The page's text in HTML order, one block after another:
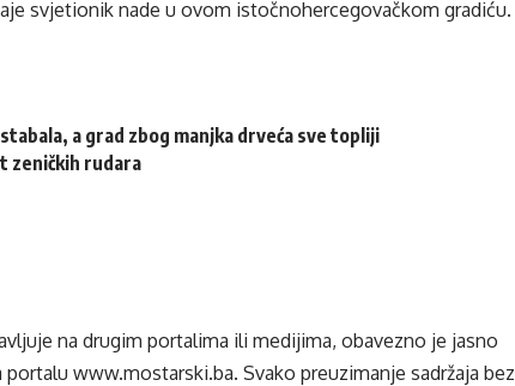
svjetionik nade u ovom istočnohercegovačkom gradiću.
a grad zbog manjka drveća sve topliji
zeničkih rudara
na drugim portalima ili medijima, obavezno je jasno
portalu www.mostarski.ba. Svako preuzimanje sadržaja bez